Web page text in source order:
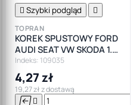
 Szybki podgląd 
TOPRAN
KOREK SPUSTOWY FORD
AUDI SEAT VW SKODA 1.9
TDI
Indeks: 109035
4,27 zł
19,27 zł z dostawą
 